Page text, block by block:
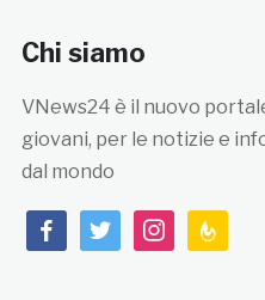
Chi siamo
VNews24 è il nuovo
giovani, per le notizie e
dal mondo
facebooktwitterinstagram